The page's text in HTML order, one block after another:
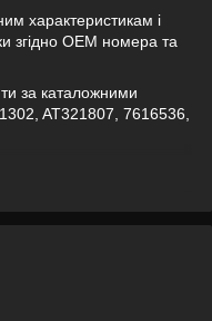
характеристикам і
згідно OEM номера та
за каталожними
AT321807, 7616536,